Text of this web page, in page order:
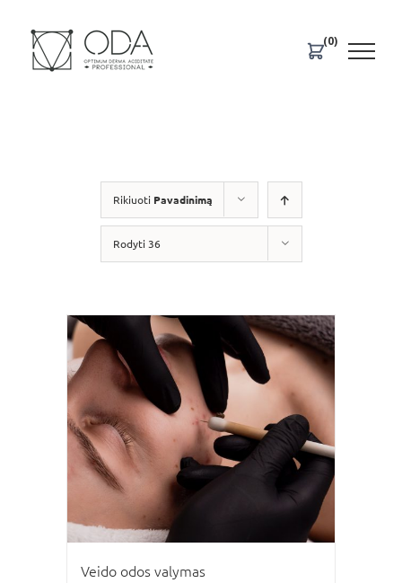
content
(0)
Rikiuoti Pavadinimą
Rodyti 36
Veido odos valymas